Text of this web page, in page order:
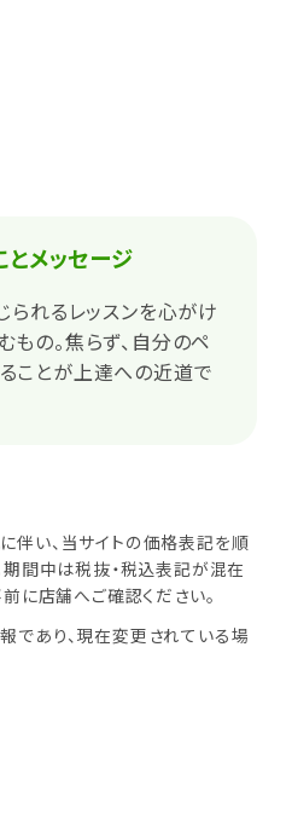
とメッセージ
られるレッスンを心がけ
もの。焦らず、自分のペ
ことが上達への近道で
い、当サイトの価格表記を順
間中は税抜・税込表記が混在
に店舗へご確認ください。
あり、現在変更されている場